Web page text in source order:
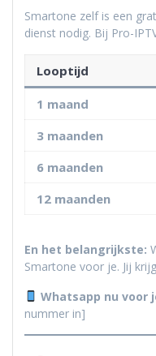
Smartone zelf is een
dienst nodig. Bij Pro-
Looptijd
1 maand
3 maanden
6 maanden
12 maanden
En het belangrijkste:
Smartone voor je. Jij
Whatsapp nu voor
nummer in]